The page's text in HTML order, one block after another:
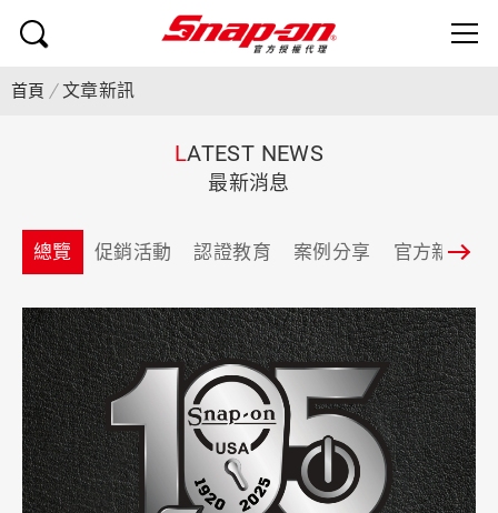
首頁 文章新訊
LATEST NEWS
最新消息
總覽 促銷活動 認證教育 案例分享 官方新聞